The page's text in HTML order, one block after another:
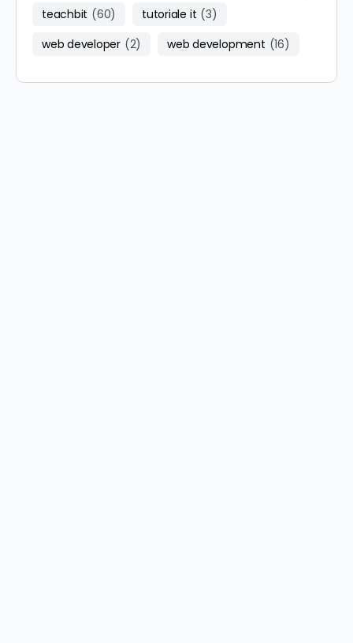
teachbit (60) tutoriale it (3)
web developer (2) web development (16)